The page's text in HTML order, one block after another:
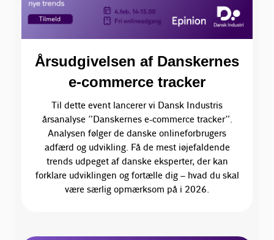
Årsudgivelsen af Danskernes
e-commerce tracker
Til dette event lancerer vi Dansk Industris
årsanalyse ”Danskernes e-commerce tracker”.
Analysen følger de danske onlineforbrugers
adfærd og udvikling. Få de mest iøjefaldende
trends udpeget af danske eksperter, der kan
forklare udviklingen og fortælle dig – hvad du skal
være særlig opmærksom på i 2026.